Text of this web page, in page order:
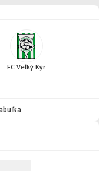
FC Veľký Kýr